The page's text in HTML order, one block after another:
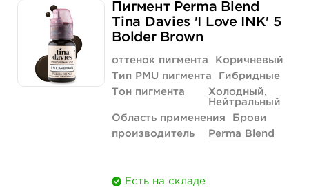
Количество
3 040 руб.
купить
Пигмент Perma Blend
Tina Davies 'I Love INK' 5
Bolder Brown
оттенок пигмента
Коричневый
Тип PMU пигмента
Гибридные
Тон пигмента
Холодный,
Нейтральный
Область применения
Брови
производитель
Perma Blend
Есть на складе